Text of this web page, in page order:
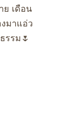
ย เดือน
มาแอ่ว
รรม🌷